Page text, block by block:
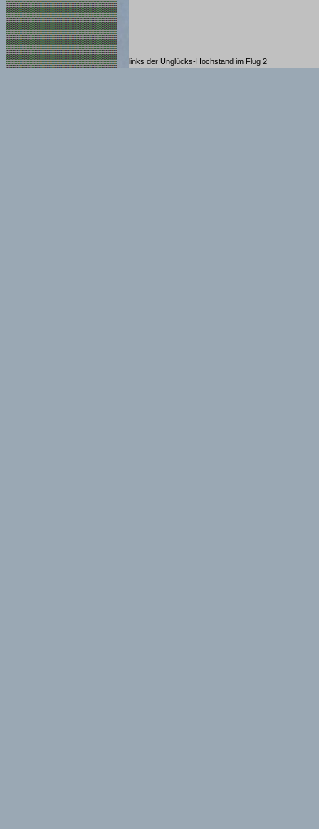
links der Unglücks-Hochstand im Flug 2